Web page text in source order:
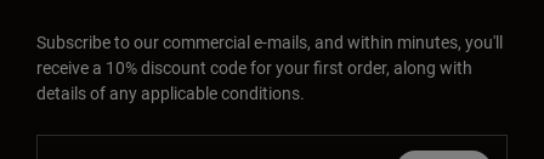
Subscribe to our commercial e-mails, and within minutes, you'll
receive a 10% discount code for your first order, along with
details of any applicable conditions.